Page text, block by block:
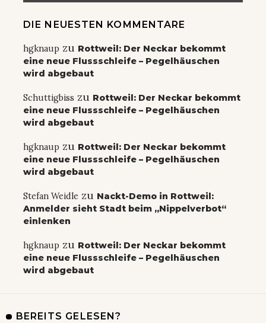
DIE NEUESTEN KOMMENTARE
hgknaup zu Rottweil: Der Neckar bekommt
eine neue Flussschleife – Pegelhäuschen
wird abgebaut
Schuttigbiss zu Rottweil: Der Neckar bekommt
eine neue Flussschleife – Pegelhäuschen
wird abgebaut
hgknaup zu Rottweil: Der Neckar bekommt
eine neue Flussschleife – Pegelhäuschen
wird abgebaut
Stefan Weidle zu Nackt-Demo in Rottweil:
Anmelder sieht Stadt beim „Nippelverbot“
einlenken
hgknaup zu Rottweil: Der Neckar bekommt
eine neue Flussschleife – Pegelhäuschen
wird abgebaut
BEREITS GELESEN?